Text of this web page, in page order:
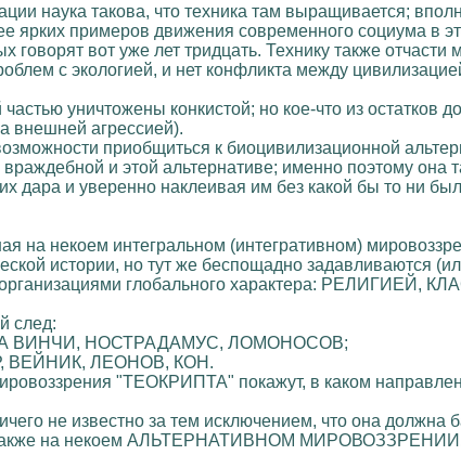
наука такова, что техника там выращивается;
ярких примеров движения современного социума в
вот уже лет тридцать. Технику также отчасти
с экологией, и нет конфликта между
уничтожены конкистой; но кое-что из остатков
внешней агрессией).
приобщиться к биоцивилизационной
и этой альтернативе; именно поэтому она
дара и уверенно наклеивая им без какой бы то ни
на некоем интегральном (интегративном)
истории, но тут же беспощадно задавливаются
организациями глобального характера:
след:
ДА ВИНЧИ, НОСТРАДАМУС, ЛОМОНОСОВ;
ВЕЙНИК, ЛЕОНОВ, КОН.
"ТЕОКРИПТА" покажут, в каком
не известно за тем исключением, что она должна
на некоем АЛЬТЕРНАТИВНОМ